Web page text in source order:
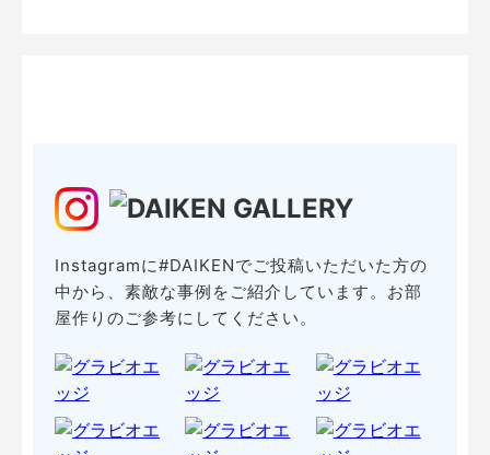
Instagramに#DAIKENでご投稿いただいた方の
中から、素敵な事例をご紹介しています。お部
屋作りのご参考にしてください。